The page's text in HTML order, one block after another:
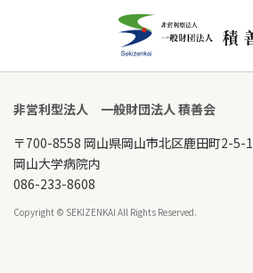
非営利型法人 一般財団法人 積善会
〒700-8558 岡山県岡山市北区鹿田町2-5-1
岡山大学病院内
086-233-8608
Copyright © SEKIZENKAI All Rights Reserved.